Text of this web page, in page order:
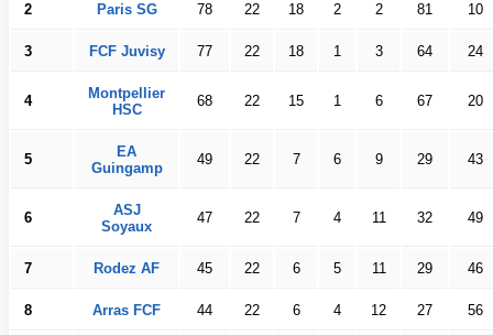
2 Paris SG 78 22 18 2 2 81 10
3 FCF Juvisy 77 22 18 1 3 64 24
4
Montpellier
HSC
68 22 15 1 6 67 20
5
EA
Guingamp
49 22 7 6 9 29 43
6
ASJ
Soyaux
47 22 7 4 11 32 49
7 Rodez AF 45 22 6 5 11 29 46
8 Arras FCF 44 22 6 4 12 27 56